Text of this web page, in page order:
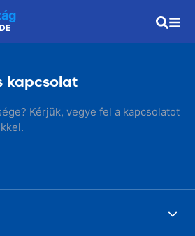
kapcsolat
Kérjük, vegye fel a kapcsolatot